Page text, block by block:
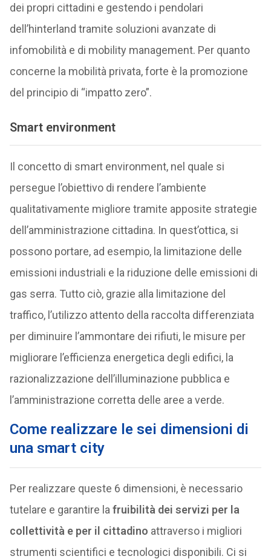
dei propri cittadini e gestendo i pendolari
dell’hinterland tramite soluzioni avanzate di
infomobilità e di mobility management. Per quanto
concerne la mobilità privata, forte è la promozione
del principio di “impatto zero”.
Smart environment
Il concetto di smart environment, nel quale si
persegue l’obiettivo di rendere l’ambiente
qualitativamente migliore tramite apposite strategie
dell’amministrazione cittadina. In quest’ottica, si
possono portare, ad esempio, la limitazione delle
emissioni industriali e la riduzione delle emissioni di
gas serra. Tutto ciò, grazie alla limitazione del
traffico, l’utilizzo attento della raccolta differenziata
per diminuire l’ammontare dei rifiuti, le misure per
migliorare l’efficienza energetica degli edifici, la
razionalizzazione dell’illuminazione pubblica e
l’amministrazione corretta delle aree a verde.
Come realizzare le sei dimensioni di
una smart city
Per realizzare queste 6 dimensioni, è necessario
tutelare e garantire la fruibilità dei servizi per la
collettività e per il cittadino attraverso i migliori
strumenti scientifici e tecnologici disponibili. Ci si